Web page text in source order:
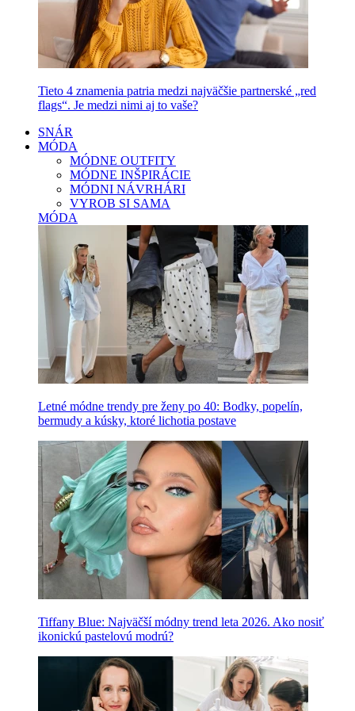
Tieto 4 znamenia patria medzi najväčšie partnerské „red
flags“. Je medzi nimi aj to vaše?
SNÁR
MÓDA
MÓDNE OUTFITY
MÓDNE INŠPIRÁCIE
MÓDNI NÁVRHÁRI
VYROB SI SAMA
MÓDA
Letné módne trendy pre ženy po 40: Bodky, popelín,
bermudy a kúsky, ktoré lichotia postave
Tiffany Blue: Najväčší módny trend leta 2026. Ako nosiť
ikonickú pastelovú modrú?